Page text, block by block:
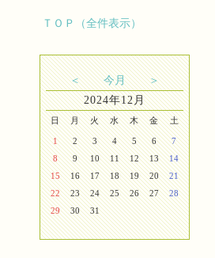
ＴＯＰ（全件表示）
＜ 今月
＞
2024年12月
日 月 火 水 木 金 土
1 2 3 4 5 6
7
8
9 10 11 12 13
14
15
16 17 18 19 20
21
22
23 24 25 26 27
28
29
30 31